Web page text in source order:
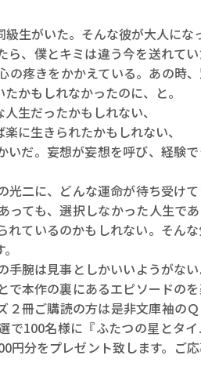
生がいた。そんな彼が大人にな
ら、僕とキミは違う今を送れて
疼きをかかえている。あの時
かもしれなかったのに、と。
生だったかもしれない、
に生きられたかもしれない、
だ。妄想が妄想を呼び、経験
二に、どんな運命が待ち受け
ても、選択しなかった人生で
れているのかもしれない。そん
腕は見事としかいいようがな
で本作の裏にあるエピソードの
２冊ご購読の方は是非文庫袖の
で100名様に『ふたつの星とタ
円分をプレゼント致します。ご